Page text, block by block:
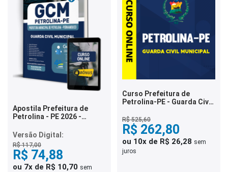
Apostila Prefeitura de
Petrolina - PE 2026 -
Versão Digital:
R$ 117,00
R$ 74,88
ou 7x de R$ 10,70 sem
Curso Prefeitura de
Petrolina-PE - Guarda Civil
R$ 525,60
R$ 262,80
ou 10x de R$ 26,28 sem
juros